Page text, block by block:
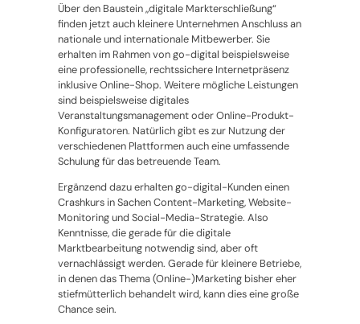
Über den Baustein „digitale Markterschließung“
finden jetzt auch kleinere Unternehmen Anschluss an
nationale und internationale Mitbewerber. Sie
erhalten im Rahmen vongo-digital beispielsweise
eine professionelle, rechtssichere Internetpräsenz
inklusive Online-Shop. Weitere mögliche Leistungen
sind beispielsweise digitales
Veranstaltungsmanagement oder Online-Produkt-
Konfiguratoren. Natürlich gibt es zur Nutzung der
verschiedenen Plattformen auch eine umfassende
Schulung für das betreuende Team.
Ergänzend dazu erhaltengo-digital-Kunden einen
Crashkurs in Sachen Content-Marketing, Website-
Monitoring und Social-Media-Strategie. Also
Kenntnisse, die gerade für die digitale
Marktbearbeitung notwendig sind, aber oft
vernachlässigt werden. Gerade für kleinere Betriebe,
in denen das Thema (Online-)Marketing bisher eher
stiefmütterlich behandelt wird, kann dies eine große
Chance sein.